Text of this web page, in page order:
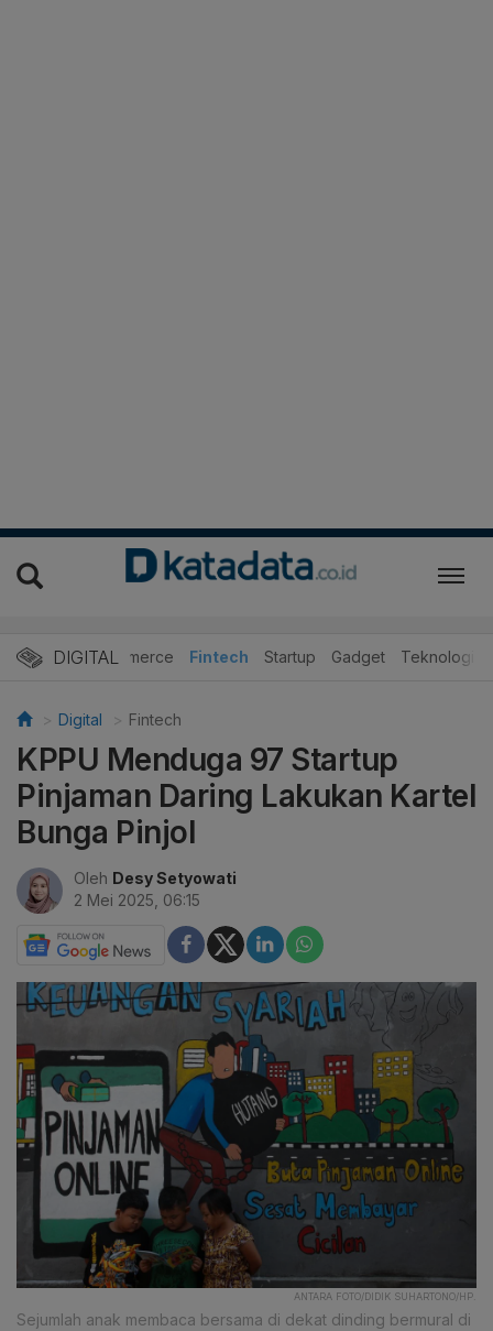
DIGITAL
E-Commerce Fintech Startup Gadget Teknologi
Digital Fintech
KPPU Menduga 97 Startup
Pinjaman Daring Lakukan Kartel
Bunga Pinjol
Oleh Desy Setyowati
2 Mei 2025, 06:15
ANTARA FOTO/DIDIK SUHARTONO/HP.
Sejumlah anak membaca bersama di dekat dinding bermural di